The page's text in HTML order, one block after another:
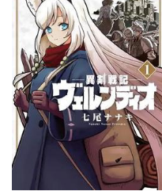
Chapter 3 03/11/2024
Chapter 2 03/11/2024
Chapter 1 03/11/2024